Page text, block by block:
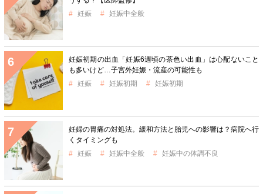
妊娠
妊娠中全般
妊娠初期の出血「妊娠6週頃の茶色い出血」は心配ないこと
も多いけど…子宮外妊娠・流産の可能性も
妊娠
妊娠初期 妊娠初期
妊婦の胃痛の対処法。緩和方法と胎児への影響は？病院へ行
くタイミングも
妊娠
妊娠中全般 妊娠中の体調不良